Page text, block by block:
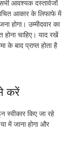
आवश्यक दस्तावेजों
आकार के लिफाफे में
होगा। उम्मीदवार का
होना चाहिए। याद रखें
के बाद प्राप्त होता है
करें
किए जा रहे
में जाना होगा और